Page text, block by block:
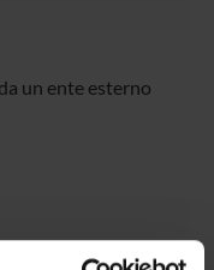
un ente esterno